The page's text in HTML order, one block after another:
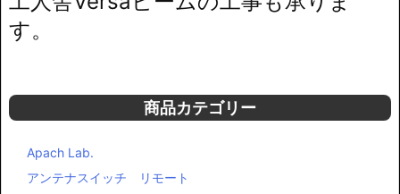
す。
商品カテゴリー
Apach Lab.
アンテナスイッチ リモート